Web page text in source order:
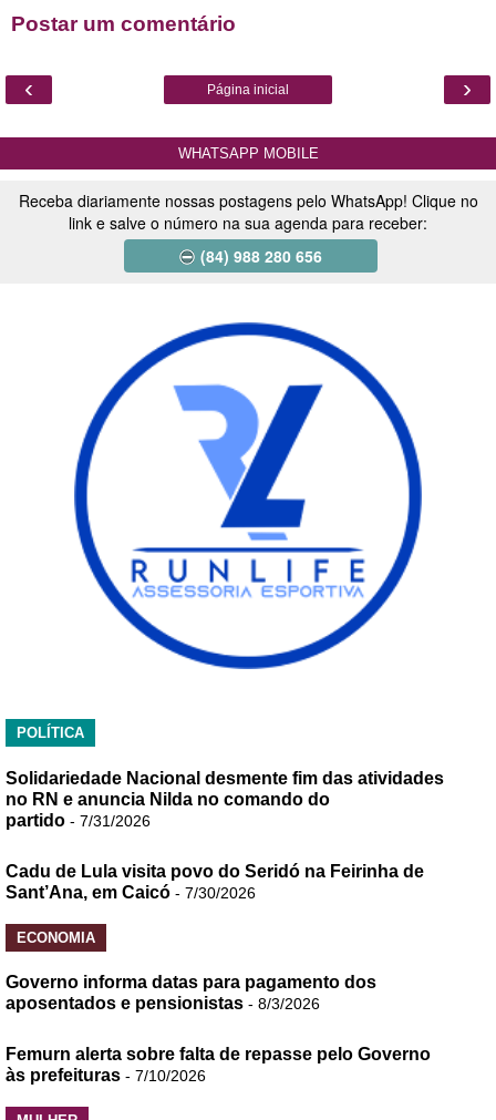
Postar um comentário
‹ ›
Página inicial
WHATSAPP MOBILE
Receba diariamente nossas postagens pelo WhatsApp! Clique no
link e salve o número na sua agenda para receber:
(84) 988 280 656
POLÍTICA
Solidariedade Nacional desmente fim das atividades
no RN e anuncia Nilda no comando do
partido - 7/31/2026
Cadu de Lula visita povo do Seridó na Feirinha de
Sant’Ana, em Caicó - 7/30/2026
ECONOMIA
Governo informa datas para pagamento dos
aposentados e pensionistas - 8/3/2026
Femurn alerta sobre falta de repasse pelo Governo
às prefeituras - 7/10/2026